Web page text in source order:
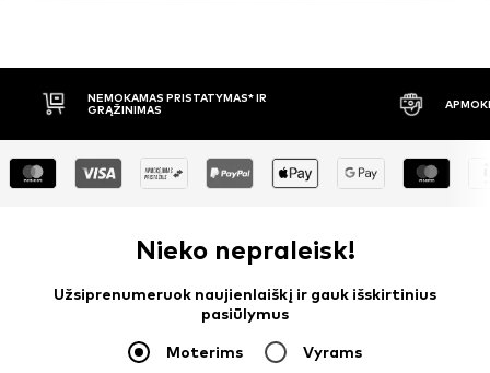
NEMOKAMAS PRISTATYMAS* IR
GRĄŽINIMAS
Nieko nepraleisk!
Užsiprenumeruok naujienlaiškį ir gauk išskirtinius
pasiūlymus
Moterims Vyrams